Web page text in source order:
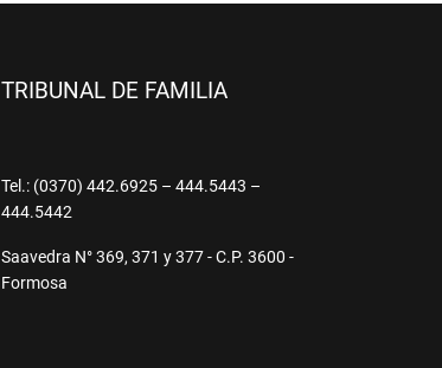
TRIBUNAL DE FAMILIA
Tel.: (0370) 442.6925 – 444.5443 –
444.5442
Saavedra N° 369, 371 y 377 - C.P. 3600 -
Formosa